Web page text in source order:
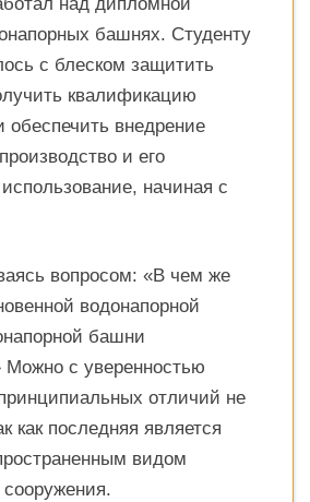
башнях. Студенту
с блеском защитить
квалификацию
обеспечить внедрение
и его
начиная с
вопросом: «В чем же
водонапорной
башни
Можно с уверенностью
отличий не
как последняя является
видом
сооружения.